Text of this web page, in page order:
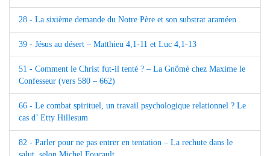
28 - La sixième demande du Notre Père et son substrat araméen
39 - Jésus au désert – Matthieu 4,1-11 et Luc 4,1-13
51 - Comment le Christ fut-il tenté ? – La Gnômè chez Maxime le
Confesseur (vers 580 – 662)
66 - Le combat spirituel, un travail psychologique relationnel ? Le
cas d’ Etty Hillesum
82 - Parler pour ne pas entrer en tentation – La rechute dans le